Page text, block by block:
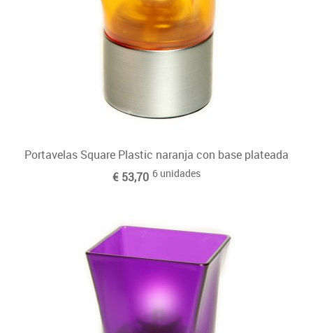
Portavelas Square Plastic naranja con base plateada
€ 53,70 6 unidades